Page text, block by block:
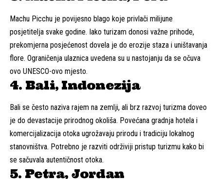
Machu Picchu je povijesno blago koje privlači milijune
posjetitelja svake godine. Iako turizam donosi važne prihode,
prekomjerna posjećenost dovela je do erozije staza i uništavanja
flore. Ograničenja ulaznica uvedena su u nastojanju da se očuva
ovo UNESCO-ovo mjesto.
4. Bali, Indonezija
Bali se često naziva rajem na zemlji, ali brz razvoj turizma doveo
je do devastacije prirodnog okoliša. Povećana gradnja hotela i
komercijalizacija otoka ugrožavaju prirodu i tradiciju lokalnog
stanovništva. Potrebno je razviti održiviji pristup turizmu kako bi
se sačuvala autentičnost otoka.
5. Petra, Jordan